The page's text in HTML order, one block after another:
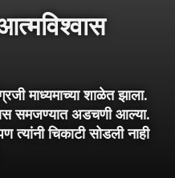
माध्यमाच्या शाळेत झाला.
समजण्यात अडचणी आल्या.
त्यांनी चिकाटी सोडली नाही